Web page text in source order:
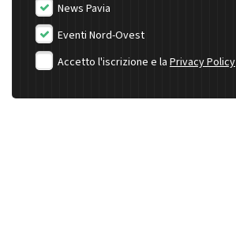
News Pavia
Eventi Nord-Ovest
Accetto l'iscrizione e la Privacy Policy